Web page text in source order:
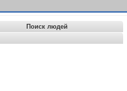
Поиск людей